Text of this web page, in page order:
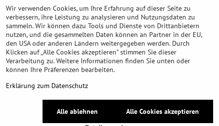
Kontaktieren Sie uns
info@bikepeak.at
+436764858804
©
Urheberrecht
Erklärung zum Datenschutz
Wir verwenden Cookies, um Ihre Erfahrung auf dieser Seite zu
verbessern, ihre Leistung zu analysieren und Nutzungsdaten zu
sammeln. Wir können dazu Tools und Dienste von Drittanbietern
nutzen, und die gesammelten Daten können an Partner in der EU,
den USA oder anderen Ländern weitergegeben werden. Durch
Klicken auf „Alle Cookies akzeptieren" stimmen Sie dieser
Verarbeitung zu. Weitere Informationen finden Sie unten oder
können Ihre Präferenzen bearbeiten.
Erklärung zum Datenschutz
Alle Cookies akzeptieren
Alle ablehnen